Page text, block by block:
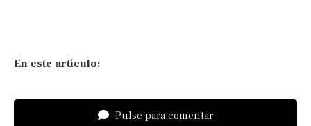
En este artículo:
Pulse para comentar